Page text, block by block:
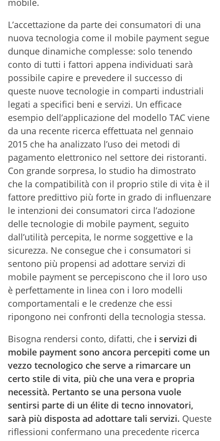
L’accettazione da parte dei consumatori di una
nuova tecnologia come il mobile payment segue
dunque dinamiche complesse: solo tenendo
conto di tutti i fattori appena individuati sarà
possibile capire e prevedere il successo di
queste nuove tecnologie in comparti industriali
legati a specifici beni e servizi. Un efficace
esempio dell’applicazione del modello TAC viene
da una recente ricerca effettuata nel gennaio
2015 che ha analizzato l’uso dei metodi di
pagamento elettronico nel settore dei ristoranti.
Con grande sorpresa, lo studio ha dimostrato
che la compatibilità con il proprio stile di vita è il
fattore predittivo più forte in grado di influenzare
le intenzioni dei consumatori circa l’adozione
delle tecnologie di mobile payment, seguito
dall’utilità percepita, le norme soggettive e la
sicurezza. Ne consegue che i consumatori si
sentono più propensi ad adottare servizi di
mobile payment se percepiscono che il loro uso
è perfettamente in linea con i loro modelli
comportamentali e le credenze che essi
ripongono nei confronti della tecnologia stessa.
Bisogna rendersi conto, difatti, che i servizi di
mobile payment sono ancora percepiti come un
vezzo tecnologico che serve a rimarcare un
certo stile di vita, più che una vera e propria
necessità. Pertanto se una persona vuole
sentirsi parte di un élite di tecno innovatori,
sarà più disposta ad adottare tali servizi. Queste
riflessioni confermano una precedente ricerca